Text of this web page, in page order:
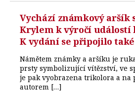
Vychází známkový aršík
Krylem k výročí událostí
K vydání se připojilo
Námětem známky a aršíku je
prsty symbolizující vítězství, ve
je pak vyobrazena trikolora a na
autorem […]